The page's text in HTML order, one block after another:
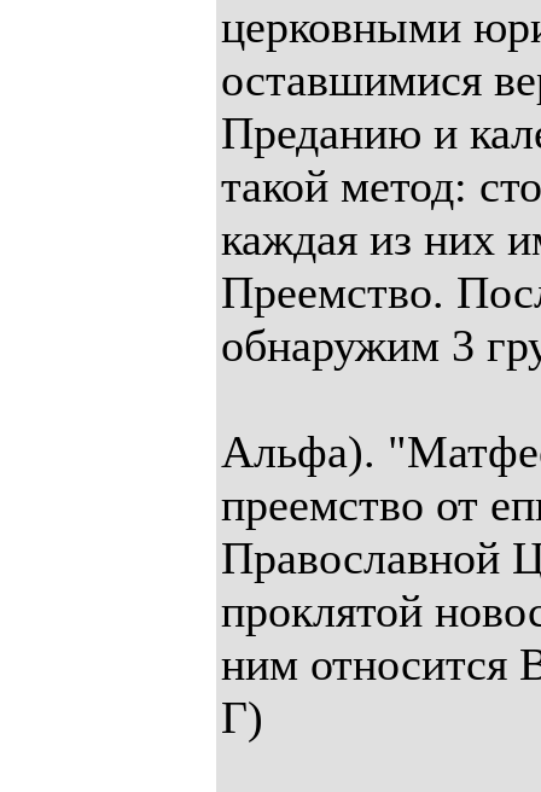
церковными
оставшимися
Преданию и
такой метод:
каждая из них
Преемство.
обнаружим 3
Альфа).
преемство от
Православной
проклятой
ним
Г)